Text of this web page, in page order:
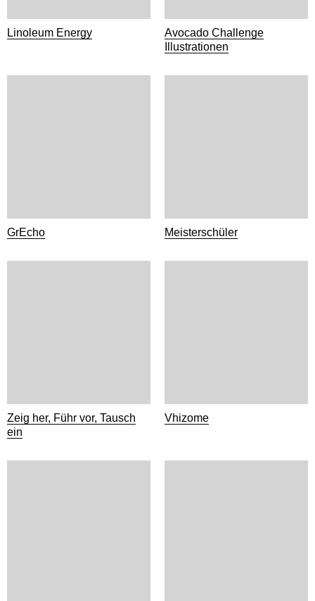
Linoleum Energy
Avocado Challenge
Illustrationen
GrEcho Meisterschüler
Zeig her, Führ vor, Tausch
ein
Vhizome